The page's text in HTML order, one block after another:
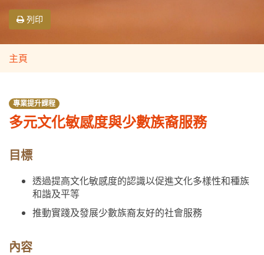
列印
主頁
專業提升課程
多元文化敏感度與少數族裔服務
目標
透過提高文化敏感度的認識以促進文化多樣性和種族
和諧及平等
推動實踐及發展少數族裔友好的社會服務
內容